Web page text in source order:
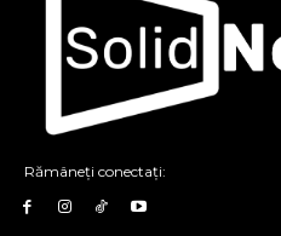
Rămâneți conectați: